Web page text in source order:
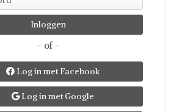
- of -
Log in met Facebook
Log in met Google